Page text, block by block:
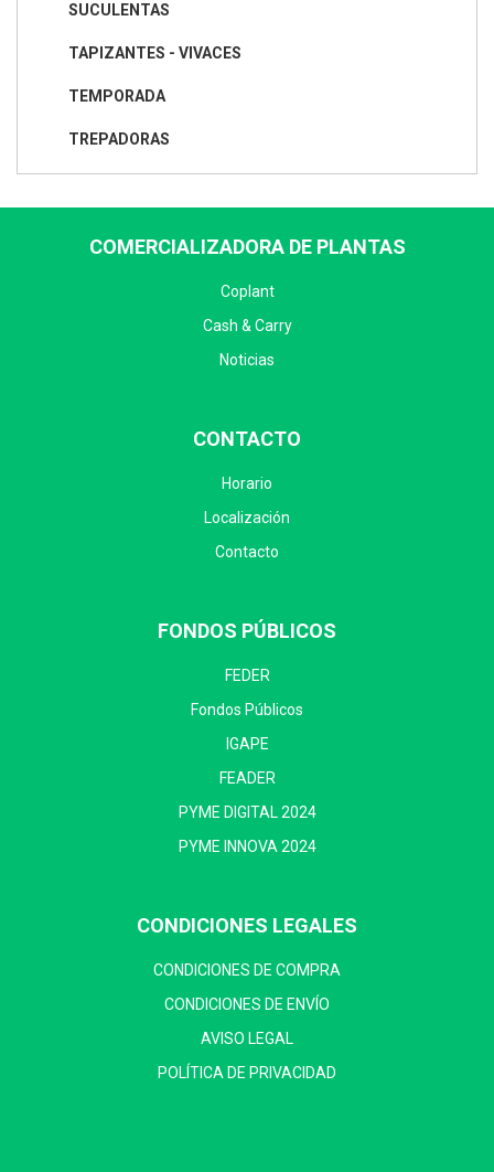
SUCULENTAS
TAPIZANTES - VIVACES
TEMPORADA
TREPADORAS
COMERCIALIZADORA DE PLANTAS
Coplant
Cash & Carry
Noticias
CONTACTO
Horario
Localización
Contacto
FONDOS PÚBLICOS
FEDER
Fondos Públicos
IGAPE
FEADER
PYME DIGITAL 2024
PYME INNOVA 2024
CONDICIONES LEGALES
CONDICIONES DE COMPRA
CONDICIONES DE ENVÍO
AVISO LEGAL
POLÍTICA DE PRIVACIDAD